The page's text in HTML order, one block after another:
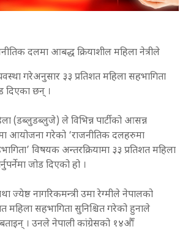
दलमा आबद्ध क्रियाशील महिला नेत्रीले
गरेअनुसार ३३ प्रतिशत महिला सहभागिता
दिएका छन् ।
(डब्लुडब्लुजे) ले विभिन्न पार्टीको आसन्न
आयोजना गरेको ‘राजनीतिक दलहरुमा
विषयक अन्तरक्रियामा ३३ प्रतिशत महिला
जोड दिएको हो ।
ज्येष्ठ नागरिकमन्त्री उमा रेग्मीले नेपालको
महिला सहभागिता सुनिश्चित गरेको हुनाले
। उनले नेपाली कांग्रेसको १४औँ